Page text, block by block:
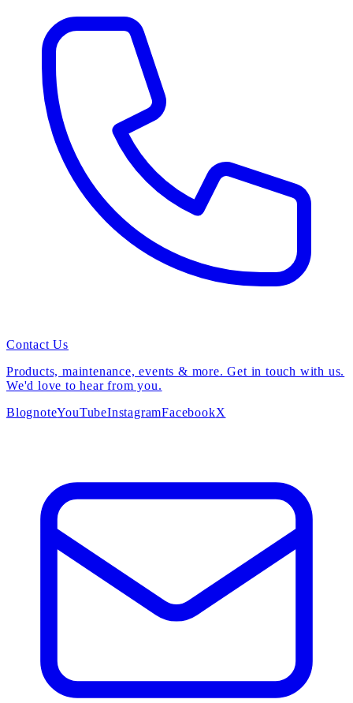
Contact Us
Products, maintenance, events & more. Get in touch with us.
We'd love to hear from you.
BlognoteYouTubeInstagramFacebookX